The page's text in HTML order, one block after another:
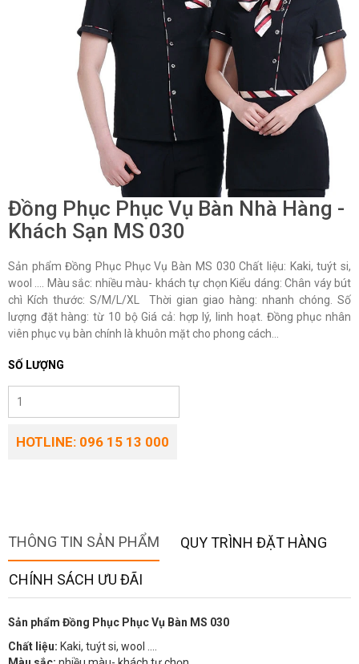
Đồng Phục Phục Vụ Bàn Nhà Hàng -
Khách Sạn MS 030
Sản phẩm Đồng Phục Phục Vụ Bàn MS 030 Chất liệu: Kaki, tuýt si,
wool …. Màu sắc: nhiều màu- khách tự chọn Kiểu dáng: Chân váy bút
chì Kích thước: S/M/L/XL Thời gian giao hàng: nhanh chóng. Số
lượng đặt hàng: từ 10 bộ Giá cả: hợp lý, linh hoạt. Đồng phục nhân
viên phục vụ bàn chính là khuôn mặt cho phong cách...
SỐ LƯỢNG
HOTLINE: 096 15 13 000
THÔNG TIN SẢN PHẨM QUY TRÌNH ĐẶT HÀNG
CHÍNH SÁCH ƯU ĐÃI
Sản phẩm Đồng Phục Phục Vụ Bàn MS 030
Chất liệu: Kaki, tuýt si, wool ….